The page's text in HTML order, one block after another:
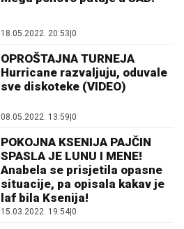
18.05.2022. 20:53|0
OPROŠTAJNA TURNEJA
Hurricane razvaljuju, oduvale
sve diskoteke (VIDEO)
08.05.2022. 13:59 0
POKOJNA KSENIJA PAJČIN
SPASLA JE LUNU I MENE!
Anabela se prisjetila opasne
situacije, pa opisala kakav je
laf bila Ksenija!
15.03.2022. 19:54 0